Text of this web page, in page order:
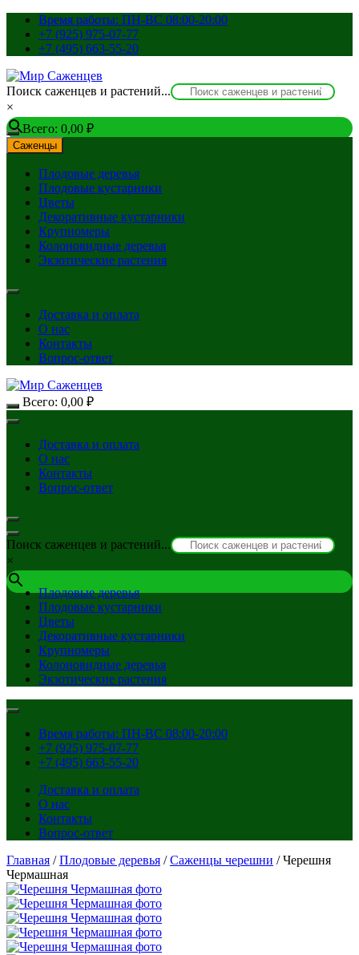
Перейти
содержимому
Время работы: ПН-ВС 08:00-20:00
+7 (925) 975-07-77
+7 (495) 663-55-20
Поиск саженцев и растений...
×
Всего: 0,00 ₽
Саженцы
Плодовые деревья
Плодовые кустарники
Цветы
Декоративные кустарники
Крупномеры
Колоновидные деревья
Экзотические растения
Доставка и оплата
О нас
Контакты
Вопрос-ответ
Всего: 0,00 ₽
Доставка и оплата
О нас
Контакты
Вопрос-ответ
Поиск саженцев и растений...
×
Плодовые деревья
Плодовые кустарники
Цветы
Декоративные кустарники
Крупномеры
Колоновидные деревья
Экзотические растения
Время работы: ПН-ВС 08:00-20:00
+7 (925) 975-07-77
+7 (495) 663-55-20
Доставка и оплата
О нас
Контакты
Вопрос-ответ
Главная /Плодовые деревья /Саженцы черешни / Черешня
Чермашная